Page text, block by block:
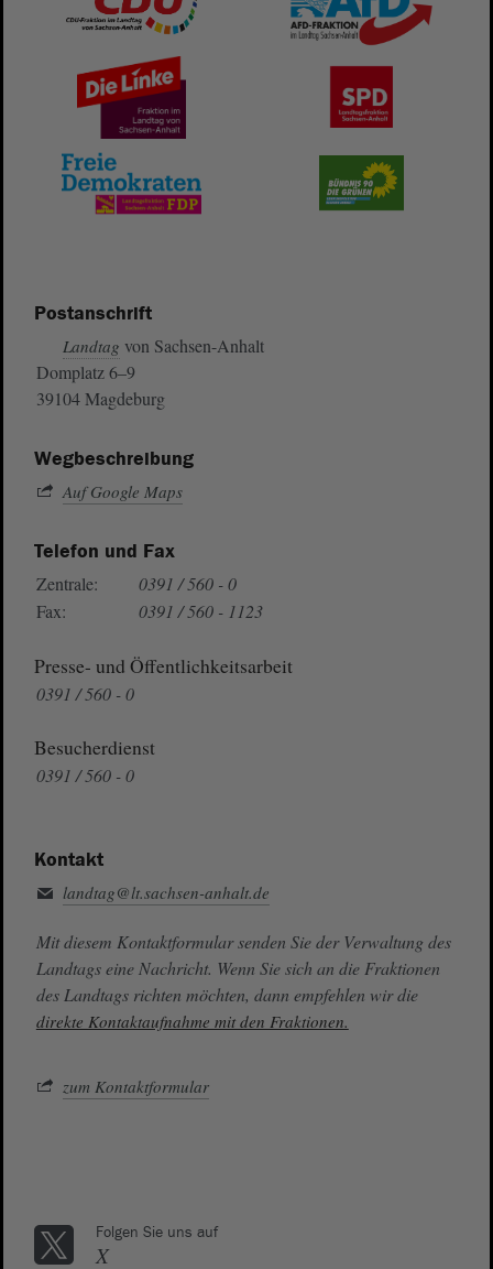
Postanschrift
Landtag von Sachsen-Anhalt
Domplatz 6–9
39104 Magdeburg
Wegbeschreibung
Auf Google Maps
Telefon und Fax
Zentrale:
0391 / 560 - 0
Fax:
0391 / 560 - 1123
Presse- und Öffentlichkeitsarbeit
0391 / 560 - 0
Besucherdienst
0391 / 560 - 0
Kontakt
landtag@lt.sachsen-anhalt.de
Mit diesem Kontaktformular senden Sie der Verwaltung des
Landtags eine Nachricht. Wenn Sie sich an die Fraktionen
des Landtags richten möchten, dann empfehlen wir die
direkte Kontaktaufnahme mit den Fraktionen.
zum Kontaktformular
Folgen Sie uns auf
X